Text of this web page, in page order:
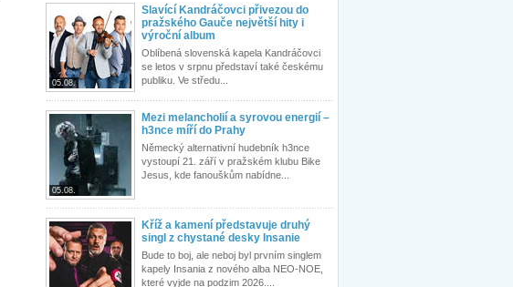
05.08.
Slavící Kandráčovci přivezou do
pražského Gauče největší hity i
výroční album
Oblíbená slovenská kapela Kandráčovci
se letos v srpnu představí také českému
publiku. Ve středu...
05.08.
Mezi melancholií a syrovou energií –
h3nce míří do Prahy
Německý alternativní hudebník h3nce
vystoupí 21. září v pražském klubu Bike
Jesus, kde fanouškům nabídne...
Kříž a kamení představuje druhý
singl z chystané desky Insanie
Bude to boj, ale neboj byl prvním singlem
kapely Insania z nového alba NEO-NOE,
které vyjde na podzim 2026....